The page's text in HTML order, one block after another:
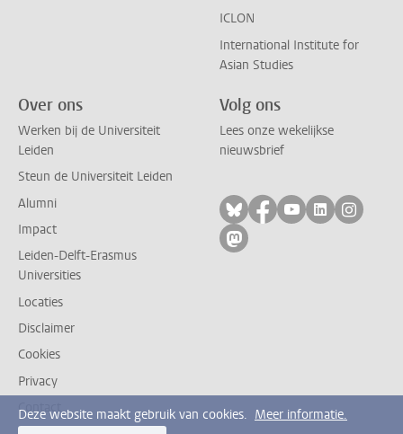
ICLON
International Institute for
Asian Studies
Over ons
Werken bij de Universiteit
Leiden
Steun de Universiteit Leiden
Alumni
Impact
Leiden-Delft-Erasmus
Universities
Locaties
Disclaimer
Cookies
Privacy
Contact
Volg ons
Lees onze wekelijkse
nieuwsbrief
Volg ons op bluesky
Volg ons op
Volg ons op
Volg ons
Volg
Volg ons op mastodon
Deze website maakt gebruik van cookies. Meer informatie.